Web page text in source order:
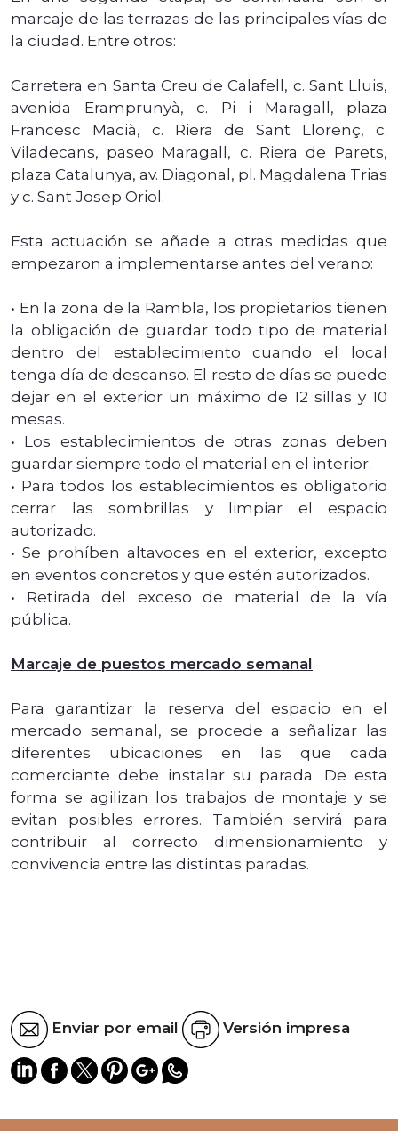
marcaje de las terrazas de las principales vías de
la ciudad. Entre otros:
Carretera en Santa Creu de Calafell, c. Sant Lluis,
avenida Eramprunyà, c. Pi i Maragall, plaza
Francesc Macià, c. Riera de Sant Llorenç, c.
Viladecans, paseo Maragall, c. Riera de Parets,
plaza Catalunya, av. Diagonal, pl. Magdalena Trias
y c. Sant Josep Oriol.
Esta actuación se añade a otras medidas que
empezaron a implementarse antes del verano:
• En la zona de la Rambla, los propietarios tienen
la obligación de guardar todo tipo de material
dentro del establecimiento cuando el local
tenga día de descanso. El resto de días se puede
dejar en el exterior un máximo de 12 sillas y 10
mesas.
• Los establecimientos de otras zonas deben
guardar siempre todo el material en el interior.
• Para todos los establecimientos es obligatorio
cerrar las sombrillas y limpiar el espacio
autorizado.
• Se prohíben altavoces en el exterior, excepto
en eventos concretos y que estén autorizados.
• Retirada del exceso de material de la vía
pública.
Marcaje de puestos mercado semanal
Para garantizar la reserva del espacio en el
mercado semanal, se procede a señalizar las
diferentes ubicaciones en las que cada
comerciante debe instalar su parada. De esta
forma se agilizan los trabajos de montaje y se
evitan posibles errores. También servirá para
contribuir al correcto dimensionamiento y
convivencia entre las distintas paradas.
Enviar por email Versión impresa